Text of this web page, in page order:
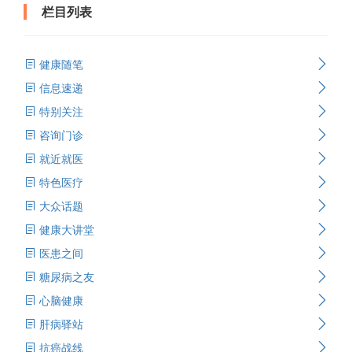
栏目列表
健康随笔
信息速递
特别关注
咨询门诊
就近就医
特色医疗
大众话题
健康大讲堂
医患之间
糖尿病之友
心脑健康
肝病驿站
抗癌战线